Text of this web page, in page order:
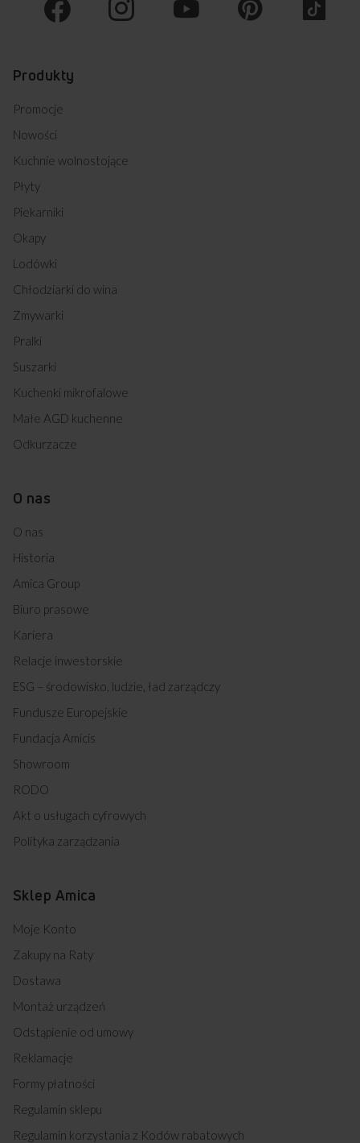
Produkty
Promocje
Nowości
Kuchnie wolnostojące
Płyty
Piekarniki
Okapy
Lodówki
Chłodziarki do wina
Zmywarki
Pralki
Suszarki
Kuchenki mikrofalowe
Małe AGD kuchenne
Odkurzacze
O nas
O nas
Historia
Amica Group
Biuro prasowe
Kariera
Relacje inwestorskie
ESG – środowisko, ludzie, ład zarządczy
Fundusze Europejskie
Fundacja Amicis
Showroom
RODO
Akt o usługach cyfrowych
Polityka zarządzania
Sklep Amica
Moje Konto
Zakupy na Raty
Dostawa
Montaż urządzeń
Odstąpienie od umowy
Reklamacje
Formy płatności
Regulamin sklepu
Regulamin korzystania z Kodów rabatowych